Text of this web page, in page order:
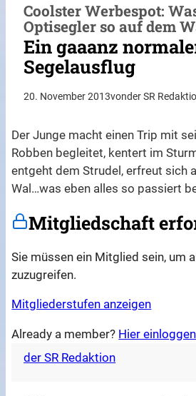
Coolster Werbespot:
Optisegler so auf dem
Ein gaaanz
Segelausflug
20. November 2013vonder SR
Der Junge macht einen Trip mit
Robben begleitet, kentert im
entgeht dem Strudel, erfreut sich
Wal…was eben alles so passiert
Mitgliedschaft
Sie müssen ein Mitglied sein, um
zuzugreifen.
Mitgliederstufen anzeigen
Already a member? Hier einloggen
der SR Redaktion